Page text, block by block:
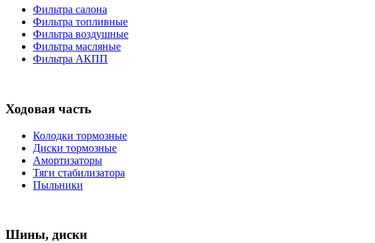
Фильтра салона
Фильтра топливные
Фильтра воздушные
Фильтра масляные
Фильтра АКПП
Ходовая часть
Колодки тормозные
Диски тормозные
Амортизаторы
Тяги стабилизатора
Пыльники
Шины, диски